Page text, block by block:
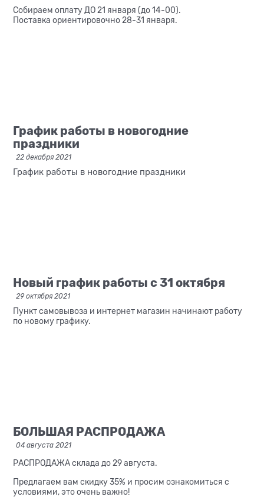
Собираем оплату ДО 21 января (до 14-00).
Поставка ориентировочно 28-31 января.
График работы в новогодние
праздники
22 декабря 2021
График работы в новогодние праздники
Новый график работы с 31 октября
29 октября 2021
Пункт самовывоза и интернет магазин начинают работу
по новому графику.
БОЛЬШАЯ РАСПРОДАЖА
04 августа 2021
РАСПРОДАЖА склада до 29 августа.
Предлагаем вам скидку 35% и просим ознакомиться с
условиями, это очень важно!